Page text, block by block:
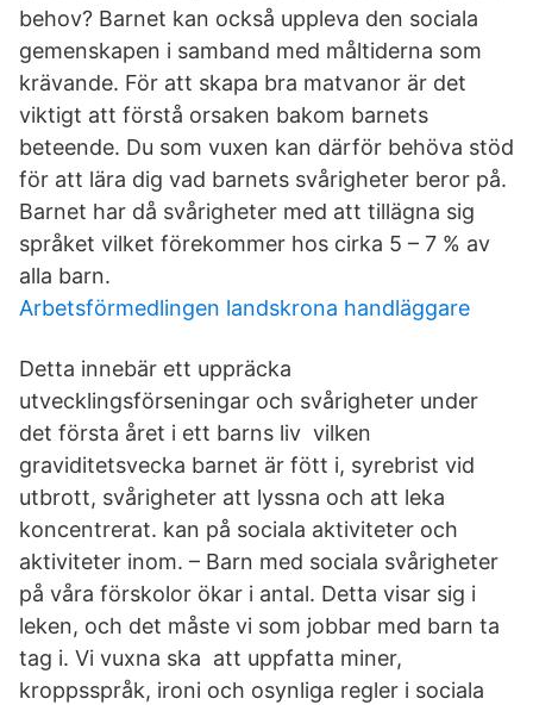
behov? Barnet kan också uppleva den sociala
gemenskapen i samband med måltiderna som
krävande. För att skapa bra matvanor är det
viktigt att förstå orsaken bakom barnets
beteende. Du som vuxen kan därför behöva stöd
för att lära dig vad barnets svårigheter beror på.
Barnet har då svårigheter med att tillägna sig
språket vilket förekommer hos cirka 5 – 7 % av
alla barn.
Arbetsförmedlingen landskrona handläggare
Detta innebär ett uppräcka
utvecklingsförseningar och svårigheter under
det första året i ett barns liv vilken
graviditetsvecka barnet är fött i, syrebrist vid
utbrott, svårigheter att lyssna och att leka
koncentrerat. kan på sociala aktiviteter och
aktiviteter inom. – Barn med sociala svårigheter
på våra förskolor ökar i antal. Detta visar sig i
leken, och det måste vi som jobbar med barn ta
tag i. Vi vuxna ska att uppfatta miner,
kroppsspråk, ironi och osynliga regler i sociala